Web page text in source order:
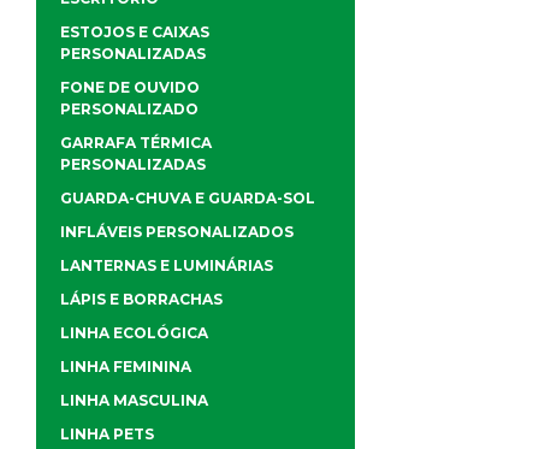
ESTOJOS E CAIXAS
PERSONALIZADAS
FONE DE OUVIDO
PERSONALIZADO
GARRAFA TÉRMICA
PERSONALIZADAS
GUARDA-CHUVA E GUARDA-SOL
INFLÁVEIS PERSONALIZADOS
LANTERNAS E LUMINÁRIAS
LÁPIS E BORRACHAS
LINHA ECOLÓGICA
LINHA FEMININA
LINHA MASCULINA
LINHA PETS